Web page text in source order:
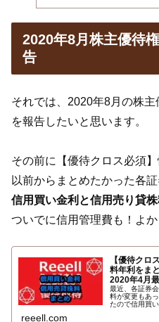
2020年8月株主優待
告
それでは、2020年8月の株
を報告したいと思います。
その前に【優待クロス必須
以前からまとめたかった各
信用買い金利と信用売り貸
ついでに信用管理費も！よ
【優待クロ
料年利をま
2020年4月
最近、各証券
料が変更もあ
たので信用買
以上）も一覧
reeell.com